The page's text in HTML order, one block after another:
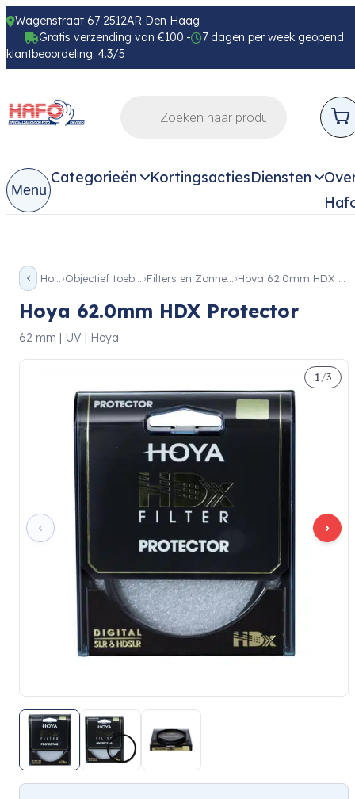
Wagenstraat 67 2512AR Den Haag
Gratis verzending van €100.-
7 dagen per week geopend
klantbeoordeling: 4.3/5
Menu
Categorieën KortingsactiesDiensten
Home Objectief toebehoren Filters en Zonnekappen Hoya 62.0mm HDX Protector
Hoya 62.0mm HDX Protector
62 mm | UV | Hoya
‹ ›
1 /3